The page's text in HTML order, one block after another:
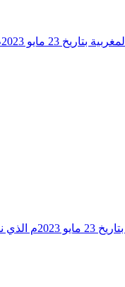
التحول الرقمي ما له وما